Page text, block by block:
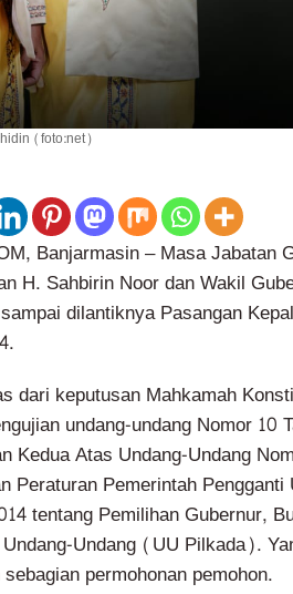
(foto:net)
Banjarmasin – Masa Jabatan
H. Sahbirin Noor dan Wakil
dilantiknya Pasangan
dari keputusan Mahkamah
undang-undang Nomor 10
Kedua Atas Undang-Undang
Peraturan Pemerintah Pengganti
tentang Pemilihan Gubernur,
Undang (UU Pilkada).
permohonan pemohon.